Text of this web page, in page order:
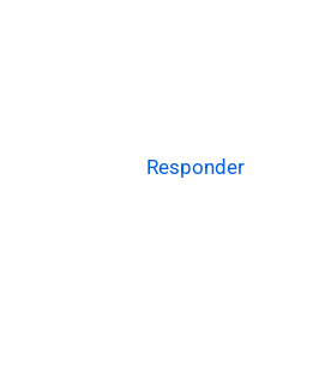
Responder